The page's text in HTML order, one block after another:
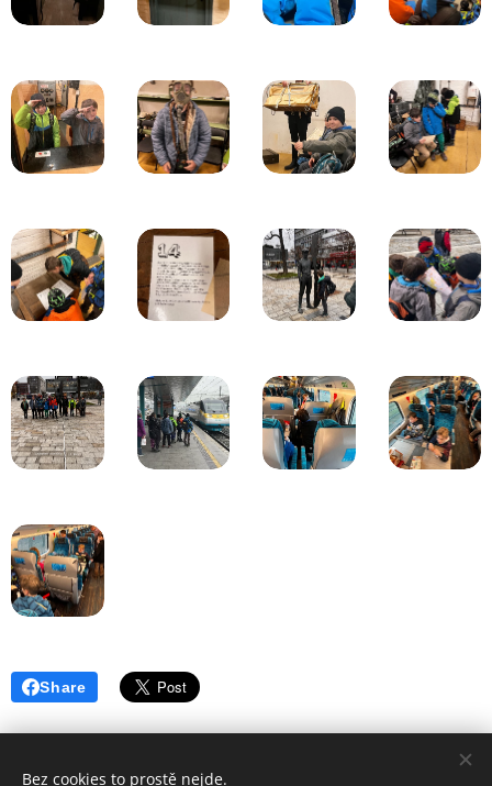
Share
Bez cookies to prostě nejde.